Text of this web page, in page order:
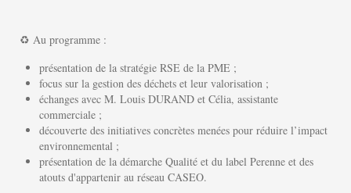
♻️ Au programme :
présentation de la stratégie RSE de la PME ;
focus sur la gestion des déchets et leur valorisation ;
échanges avec M. Louis DURAND et Célia, assistante
commerciale ;
découverte des initiatives concrètes menées pour réduire l’impact
environnemental ;
présentation de la démarche Qualité et du label Perenne et des
atouts d'appartenir au réseau CASEO.